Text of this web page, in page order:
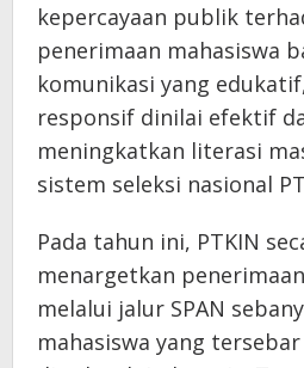
kepercayaan publik
penerimaan mahasiswa
komunikasi yang
responsif dinilai efektif
meningkatkan literasi
sistem seleksi nasional
Pada tahun ini, PTKIN
menargetkan
melalui jalur SPAN
mahasiswa yang